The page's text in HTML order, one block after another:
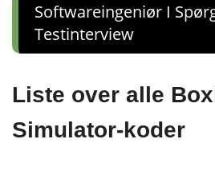
Softwareingeniør I
Testinterview
Liste over alle
Simulator-koder